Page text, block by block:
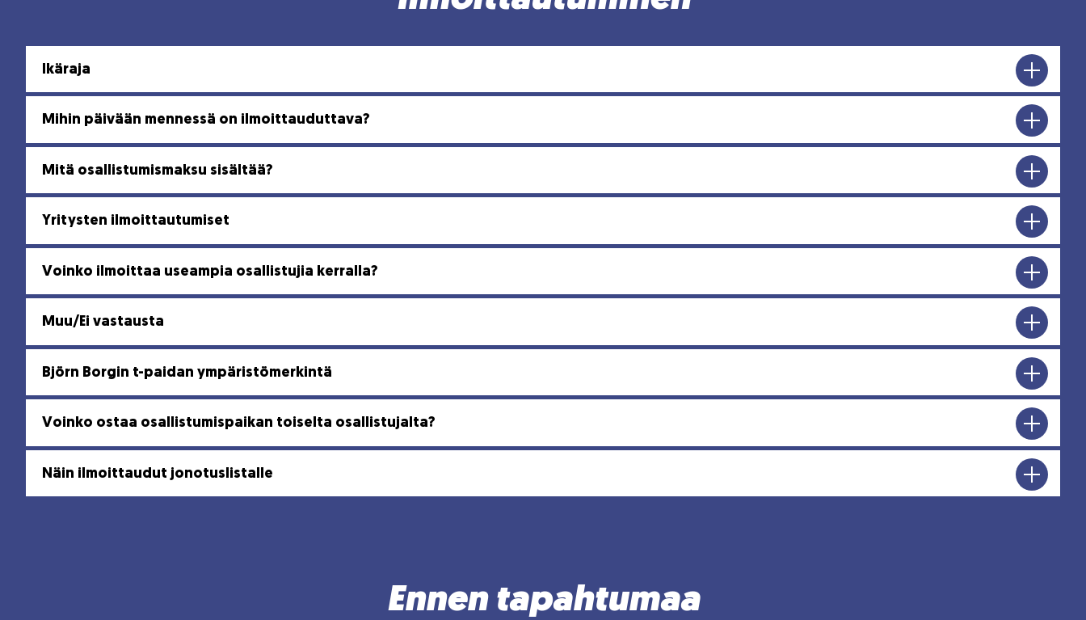
Ikäraja
Mihin päivään mennessä on ilmoittauduttava?
Mitä osallistumismaksu sisältää?
Yritysten ilmoittautumiset
Voinko ilmoittaa useampia osallistujia kerralla?
Muu/Ei vastausta
Björn Borgin t-paidan ympäristömerkintä
Voinko ostaa osallistumispaikan toiselta osallistujalta?
Näin ilmoittaudut jonotuslistalle
Ennen tapahtumaa